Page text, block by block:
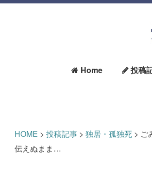
Home 投稿
HOME > 投稿記事 > 独居・孤独死 > ご
伝えぬまま…